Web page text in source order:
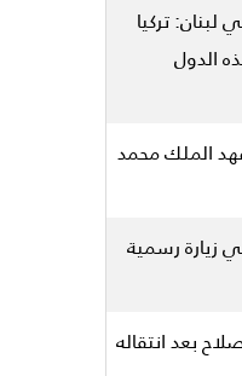
تركيا
الدول
الملك محمد
زيارة رسمية
بعد انتقاله